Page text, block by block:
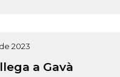
2023
a Gavà